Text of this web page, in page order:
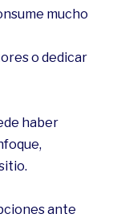
mucho
o dedicar
haber
ante